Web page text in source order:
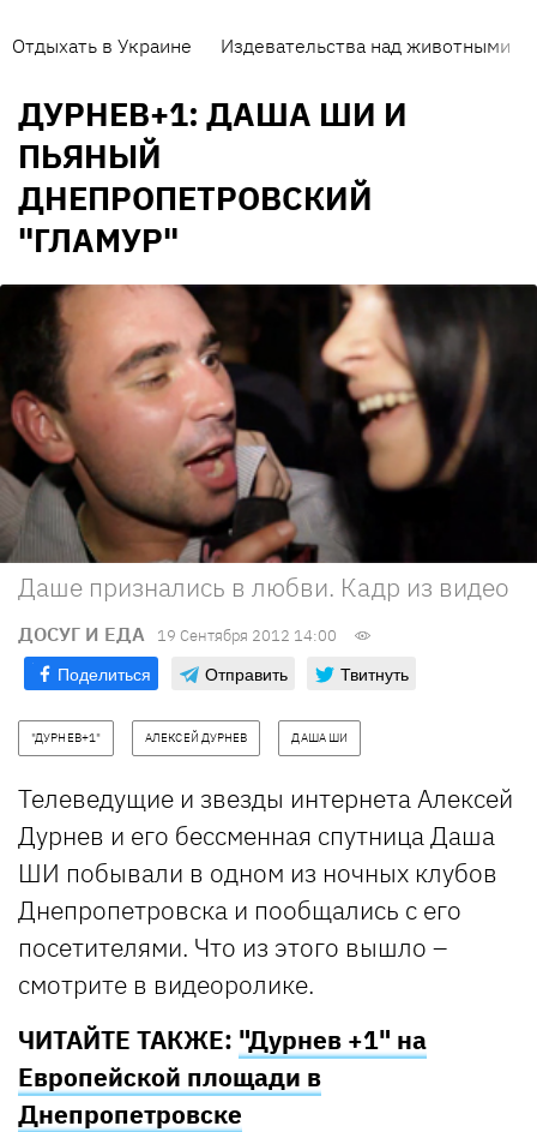
Отдыхать в Украине Издевательства над животными
ДУРНЕВ+1: ДАША ШИ И
ПЬЯНЫЙ
ДНЕПРОПЕТРОВСКИЙ
"ГЛАМУР"
Даше признались в любви. Кадр из видео
ДОСУГ И ЕДА 19 Сентября 2012 14:00
Поделиться Отправить Твитнуть
"ДУРНЕВ+1" АЛЕКСЕЙ ДУРНЕВ ДАША ШИ
Телеведущие и звезды интернета Алексей
Дурнев и его бессменная спутница Даша
ШИ побывали в одном из ночных клубов
Днепропетровска и пообщались с его
посетителями. Что из этого вышло –
смотрите в видеоролике.
ЧИТАЙТЕ ТАКЖЕ: "Дурнев +1" на
Европейской площади в
Днепропетровске